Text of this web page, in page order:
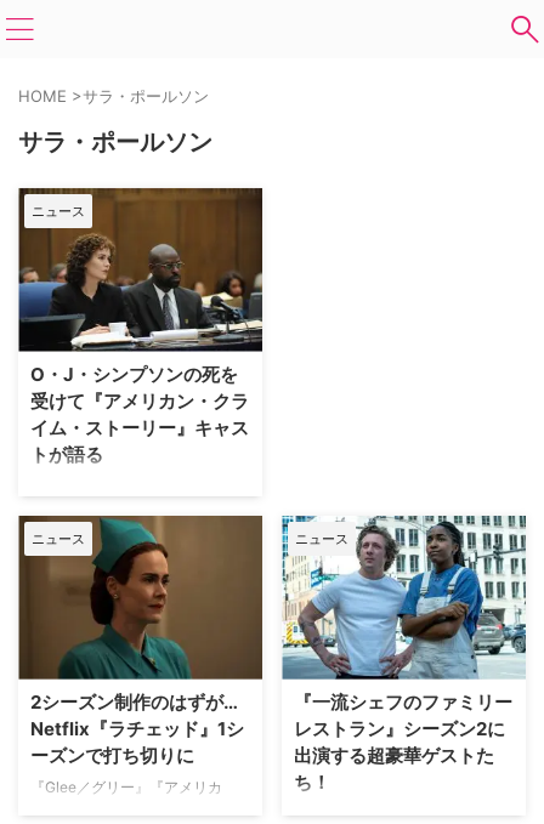
HOME >サラ・ポールソン
サラ・ポールソン
ニュース
O・J・シンプソンの死を
受けて『アメリカン・クラ
イム・ストーリー』キャス
トが語る
後、実話をもとにした犯罪ドラマ
『アメリカン・クライム・ストー
リー／O・J・シンプソン事件』
のキャストであるサラ・ポールソ
ンは、同作で自身が演じた検察官
マーシャ・クラークに連絡を取っ
たという。米Entertainment
Weeklyが伝えた。 当事者たちの
身内に思いを馳せる 先月76歳で
この世を去ったO・Jは、スポー
ツ界で名を馳せるだけでなく、
『タワーリング・インフェルノ』
ニュース
2シーズン制作のはずが…
Netflix『ラチェッド』1シ
ーズンで打ち切りに
『Glee／グリー』『アメリカ
ニュース
『一流シェフのファミリー
レストラン』シーズン2に
出演する超豪華ゲストた
ち！
日本では7月26日からディズニー